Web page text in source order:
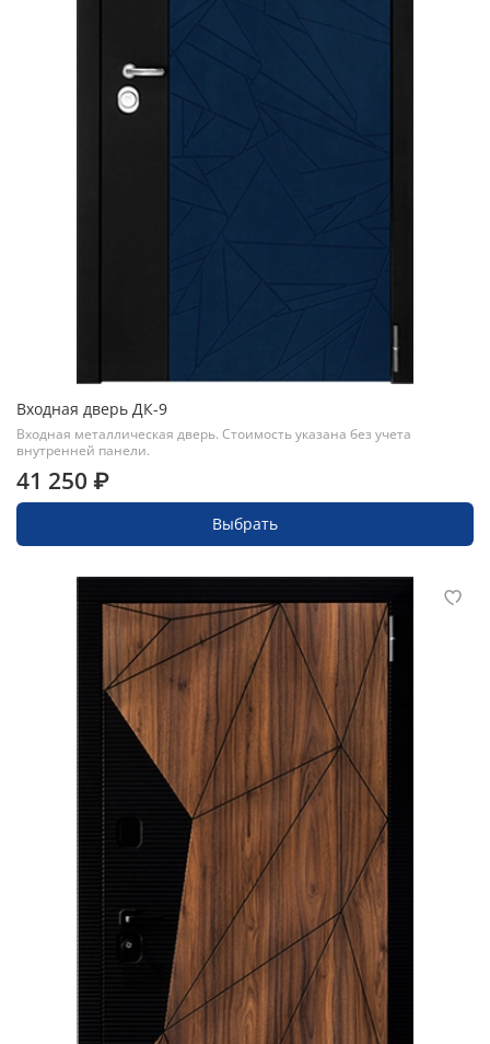
Входная дверь ДК-9
Входная металлическая дверь. Стоимость указана без учета
внутренней панели.
41 250 ₽
Выбрать